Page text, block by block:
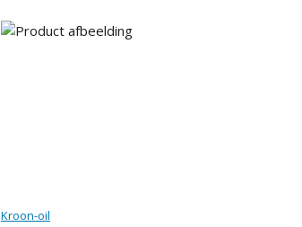
Kroon-oil